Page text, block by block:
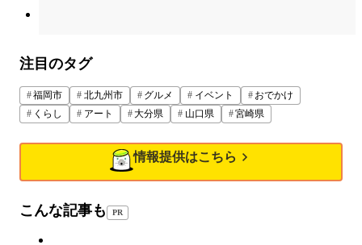
注目のタグ
福岡市 北九州市 グルメ イベント
おでかけ
くらし
アート 大分県 山口県 宮崎県
情報提供はこちら
こんな記事も PR